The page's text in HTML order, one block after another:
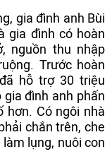
gia đình anh Bùi
gia đình có hoàn
nguồn thu nhập
Trước hoàn
hỗ trợ 30 triệu
đình anh phấn
hơn. Có ngôi nhà
chắn trên, che
lụng, nuôi con